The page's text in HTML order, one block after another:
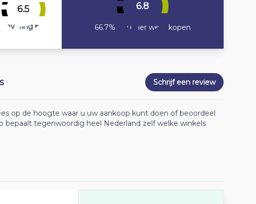
6.5
Levering 6.5
6.8
66.7% Zou hier weer kopen
Schrijf een review
op de hoogte waar u uw aankoop kunt doen of beoordeel
bepaalt tegenwoordig heel Nederland zelf welke winkels